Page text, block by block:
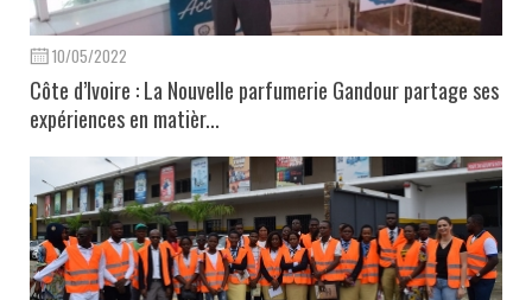
10/05/2022
Côte d’Ivoire : La Nouvelle parfumerie Gandour partage ses
expériences en matièr...